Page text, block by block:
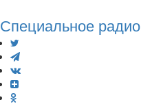
Специальное радио